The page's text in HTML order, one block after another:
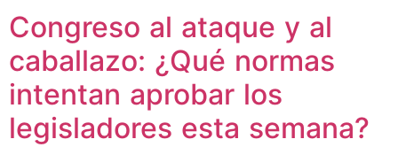
Congreso al ataque y al
caballazo: ¿Qué normas
intentan aprobar los
legisladores esta semana?